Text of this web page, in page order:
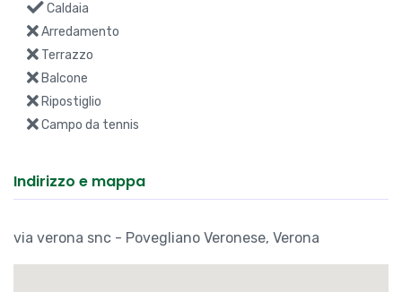
Caldaia
Arredamento
Terrazzo
Balcone
Ripostiglio
Campo da tennis
Indirizzo e mappa
via verona snc - Povegliano Veronese, Verona